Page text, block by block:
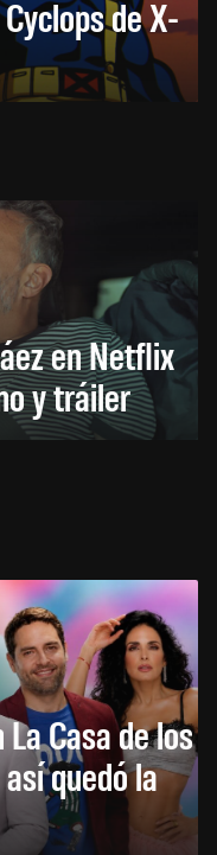
de X-
en Netflix
y tráiler
Casa de los
quedó la